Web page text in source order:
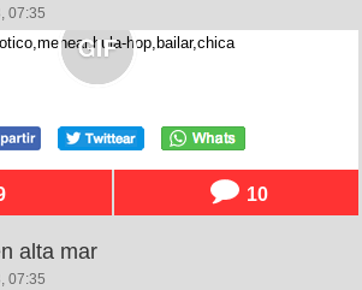
07:35
10
alta mar
07:35